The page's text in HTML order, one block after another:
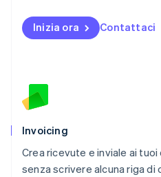
Inizia ora Contattaci
Invoicing
Crea ricevute e inviale ai
senza scrivere alcuna riga di
Nuova Zelanda
English
Paesi Bassi
English
Portogallo
RAS di Hong Kong, Cina
English
Regno Unito
English